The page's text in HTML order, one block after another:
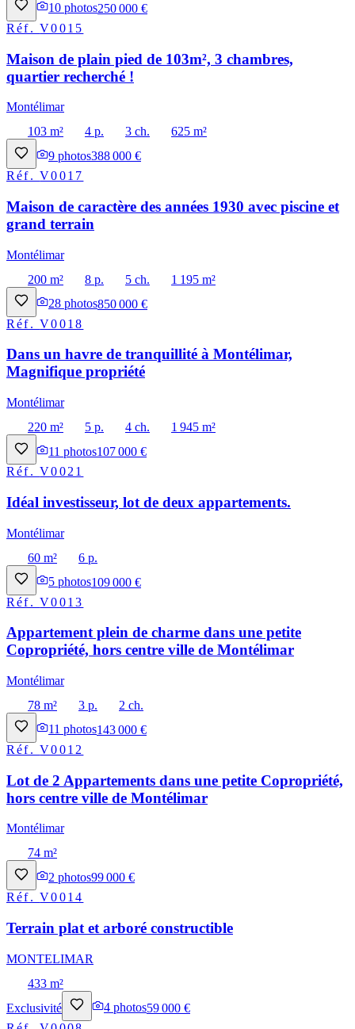
10 photos250 000 €
Réf.V0015
Maison de plain pied de 103m², 3 chambres,
quartier recherché !
Montélimar
103 m²
4 p. 3 ch.
625 m²
9 photos388 000 €
Réf.V0017
Maison de caractère des années 1930 avec piscine et
grand terrain
Montélimar
200 m²
8 p. 5 ch.
1 195 m²
28 photos850 000 €
Réf.V0018
Dans un havre de tranquillité à Montélimar,
Magnifique propriété
Montélimar
220 m²
5 p. 4 ch.
1 945 m²
11 photos107 000 €
Réf.V0021
Idéal investisseur, lot de deux appartements.
Montélimar
60 m²
6 p.
5 photos109 000 €
Réf.V0013
Appartement plein de charme dans une petite
Copropriété, hors centre ville de Montélimar
Montélimar
78 m²
3 p.
2 ch.
11 photos143 000 €
Réf.V0012
Lot de 2 Appartements dans une petite Copropriété,
hors centre ville de Montélimar
Montélimar
74 m²
2 photos99 000 €
Réf.V0014
Terrain plat et arboré constructible
MONTELIMAR
433 m²
Exclusivité
4 photos59 000 €